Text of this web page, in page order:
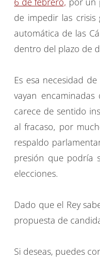
de impedir las crisis
automática de las
dentro del plazo de
Es esa necesidad
vayan
carece de sentido
al fracaso, por
respaldo
presión que podría
elecciones.
Dado que el Rey
propuesta de
Si deseas, puedes